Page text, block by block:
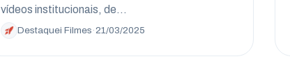
vídeos institucionais, de…
Destaquei Filmes ·21/03/2025